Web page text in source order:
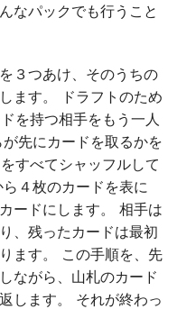
なパックでも行うこと
３つあけ、そのうちの
ます。 ドラフトのため
を持つ相手をもう一人
先にカードを取るかを
すべてシャッフルして
４枚のカードを表に
ードにします。 相手は
、残ったカードは最初
ます。 この手順を、先
ながら、山札のカード
します。 それが終わっ